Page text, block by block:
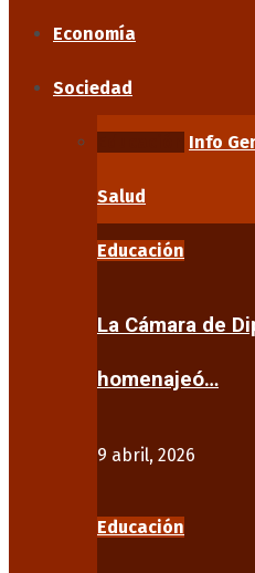
Economía
Sociedad
Info
Salud
Educación
La Cámara de
homenajeó…
9 abril, 2026
Educación